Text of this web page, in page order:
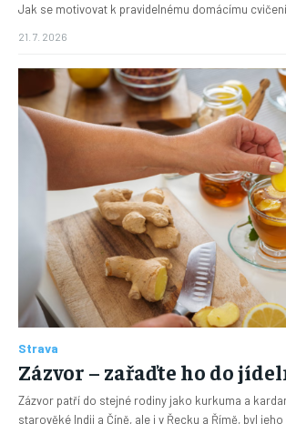
Jak se motivovat k pravidelnému domácímu
21. 7. 2026
Strava
Zázvor – zařaďte ho do
Zázvor patří do stejné rodiny jako kurkuma a
starověké Indii a Číně, ale i v Řecku a Římě, byl